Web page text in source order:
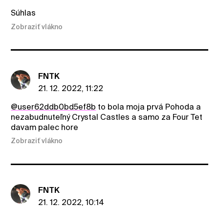
Súhlas
Zobraziť vlákno
FNTK
21. 12. 2022, 11:22
@user62ddb0bd5ef8b to bola moja prvá Pohoda a
nezabudnuteľný Crystal Castles a samo za Four Tet
davam palec hore
Zobraziť vlákno
FNTK
21. 12. 2022, 10:14